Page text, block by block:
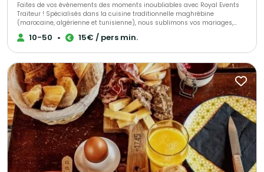
Faites de vos événements des moments inoubliables avec Royal Events
Traiteur ! ​Spécialisés dans la cuisine traditionnelle maghrébine
(marocaine, algérienne et tunisienne), nous sublimons vos mariages,
fiançailles, henné et grands repas de famille. ​Pour toute demande de
réservation, merci de nous contacter en précisant : ​Le nombre d'invités ​Le
authentiques !
10-50 • 15€ / pers min.